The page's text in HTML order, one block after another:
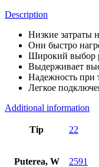
Description
Низкие затраты
Они быстро
Широкий выбор
Выдерживает
Надежность при
Легкое
Additional information
Tip 22
Puterea, W 2591